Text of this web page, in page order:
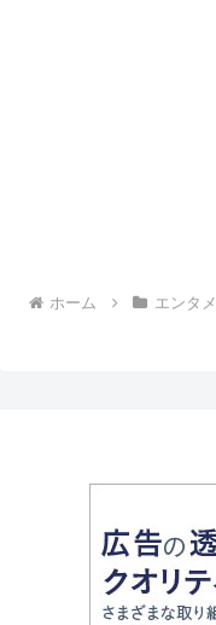
ホーム エンタメ